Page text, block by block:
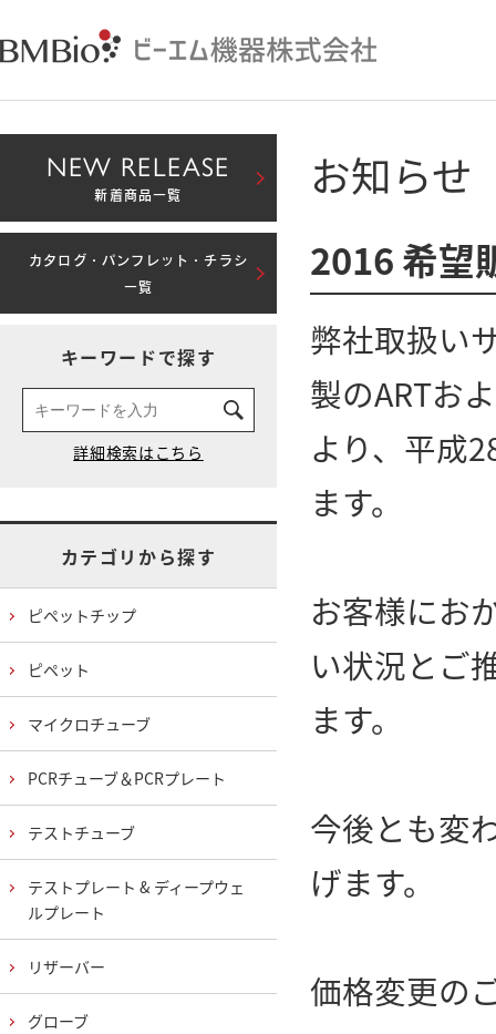
お知らせ
2016 希望
弊社取扱い
製のARTお
より、平成
ます。
お客様にお
い状況とご
ます。
今後とも変
げます。
価格変更の
NEW RELEASE
新着商品一覧
カタログ・パンフレット・チラシ
一覧
キーワードで探す
カテゴリから探す
ピペットチップ
ピペット
マイクロチューブ
PCRチューブ＆PCRプレート
テストチューブ
テストプレート & ディープウェ
ルプレート
リザーバー
グローブ